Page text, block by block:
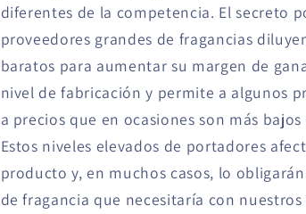
diferentes de la competencia. El secreto
proveedores grandes de fragancias
baratos para aumentar su margen de
nivel de fabricación y permite a algunos
a precios que en ocasiones son más
Estos niveles elevados de portadores
producto y, en muchos casos, lo
de fragancia que necesitaría con